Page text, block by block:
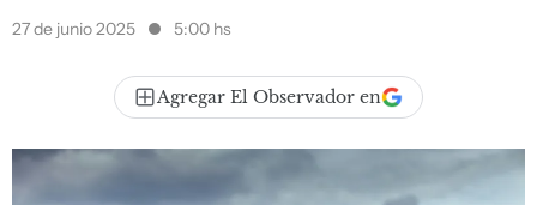
27 de junio 2025 5:00 hs
Agregar El Observador en